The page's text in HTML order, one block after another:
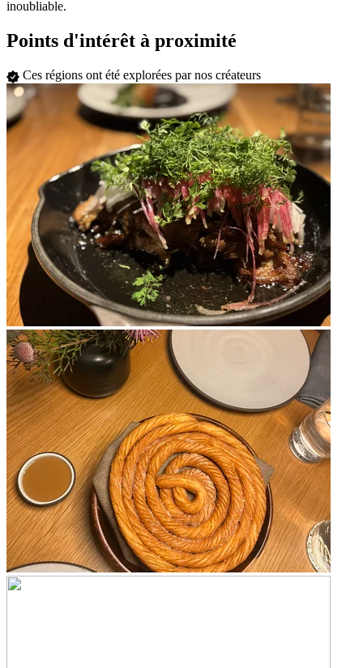
inoubliable.
Points d'intérêt à proximité
Ces régions ont été explorées par nos créateurs